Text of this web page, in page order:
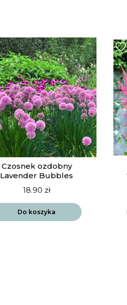
Czosnek ozdobny
Lavender Bubbles
18.90 zł
Do koszyka